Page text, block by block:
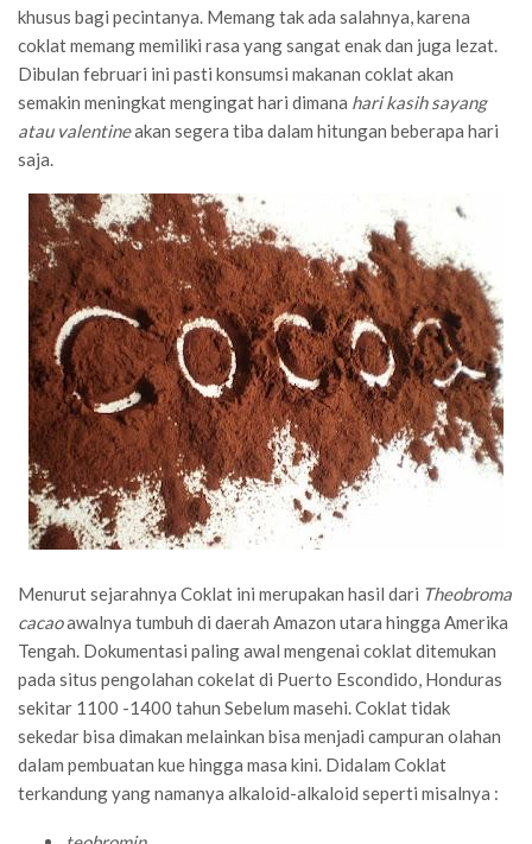
khusus bagi pecintanya. Memang tak ada salahnya, karena
coklat memang memiliki rasa yang sangat enak dan juga lezat.
Dibulan februari ini pasti konsumsi makanan coklat akan
semakin meningkat mengingat hari dimana hari kasih sayang
atau valentineakan segera tiba dalam hitungan beberapa hari
saja.
Menurut sejarahnya Coklat ini merupakan hasil dari Theobroma
cacaoawalnya tumbuh di daerah Amazon utara hingga Amerika
Tengah. Dokumentasi paling awal mengenai coklat ditemukan
pada situs pengolahan cokelat di Puerto Escondido, Honduras
sekitar 1100 -1400 tahun Sebelum masehi. Coklat tidak
sekedar bisa dimakan melainkan bisa menjadi campuran olahan
dalam pembuatan kue hingga masa kini. Didalam Coklat
terkandung yang namanya alkaloid-alkaloid seperti misalnya :